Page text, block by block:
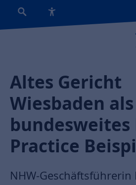
Altes Gericht
Wiesbaden als
bundesweites
Practice
NHW-Geschäftsführerin